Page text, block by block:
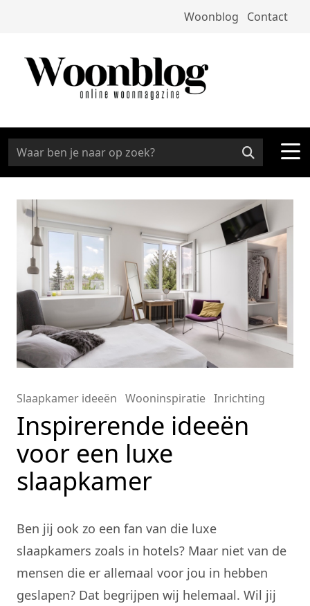
Woonblog Contact
Slaapkamer ideeën Wooninspiratie Inrichting
Inspirerende ideeën
voor een luxe
slaapkamer
Ben jij ook zo een fan van die luxe
slaapkamers zoals in hotels? Maar niet van de
mensen die er allemaal voor jou in hebben
geslapen? Dat begrijpen wij helemaal. Wil jij